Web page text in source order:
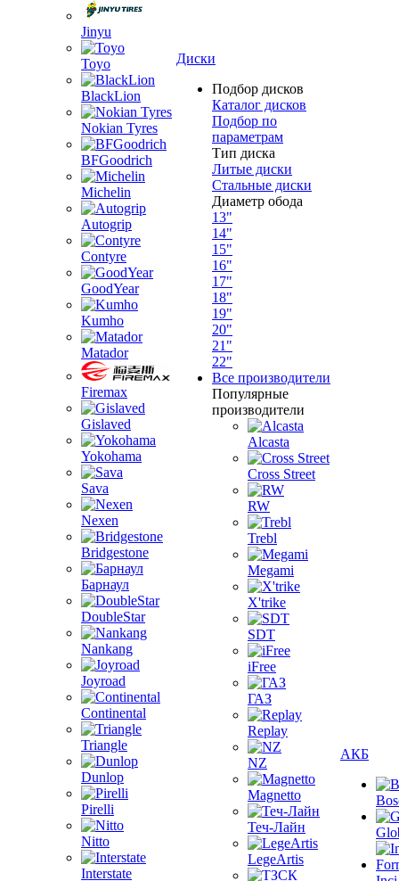
Jinyu
Toyo
BlackLion
Nokian Tyres
BFGoodrich
Michelin
Autogrip
Contyre
GoodYear
Kumho
Matador
Firemax
Gislaved
Yokohama
Sava
Nexen
Bridgestone
Барнаул
DoubleStar
Nankang
Joyroad
Continental
Triangle
Dunlop
Pirelli
Nitto
Interstate
Диски
Подбор дисков
Каталог дисков
Подбор по
параметрам
Тип диска
Литые диски
Стальные диски
Диаметр обода
13"
14"
15"
16"
17"
18"
19"
20"
21"
22"
Все производители
Популярные
производители
Alcasta
Cross Street
RW
Trebl
Megami
X'trike
SDT
iFree
ГАЗ
Replay
NZ
Magnetto
Теч-Лайн
LegeArtis
АКБ